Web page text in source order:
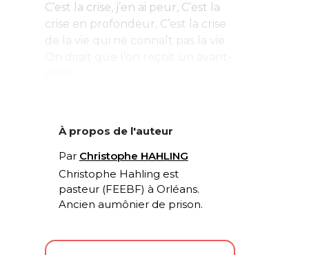
C’est la crise, j’en ai peur, C’est la
crise en profondeur, C’est la crise
de la vie qui ne connaît pas la vie
À propos de l'auteur
Par Christophe HAHLING
Christophe Hahling est
pasteur (FEEBF) à Orléans.
Ancien aumônier de prison.